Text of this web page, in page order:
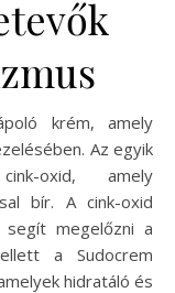
krém, amely
Az egyik
oxid, amely
bír. A cink-oxid
megelőzni a
a Sudocrem
hidratáló és